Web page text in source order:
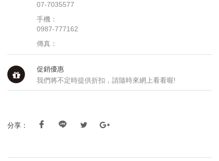
07-7035577
手機：
0987-777162
傳真：
促銷優惠
我們將不定時提供折扣，請隨時來網上看看喔!
分享：